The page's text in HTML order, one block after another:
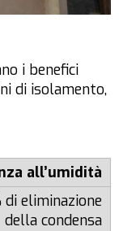
i benefici
di isolamento,
all’umidità
di eliminazione
della condensa